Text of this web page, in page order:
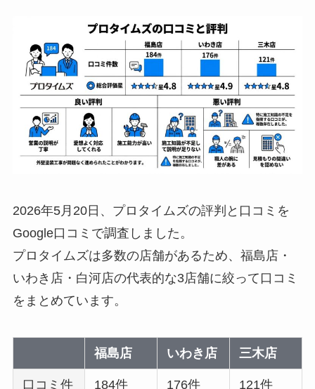
2026年5月20日、プロタイムズの評判と口コミを
Google口コミで調査しました。
プロタイムズは多数の店舗があるため、福島店・
いわき店・白河店の代表的な3店舗に絞って口コミ
をまとめています。
福島店 いわき店 三木店
口コミ件 184件 176件 121件